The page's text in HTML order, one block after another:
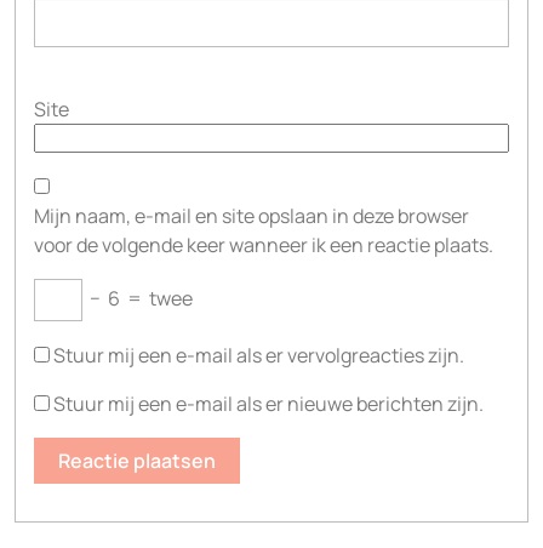
Site
Mijn naam, e-mail en site opslaan in deze browser
voor de volgende keer wanneer ik een reactie plaats.
− 6 = twee
Stuur mij een e-mail als er vervolgreacties zijn.
Stuur mij een e-mail als er nieuwe berichten zijn.